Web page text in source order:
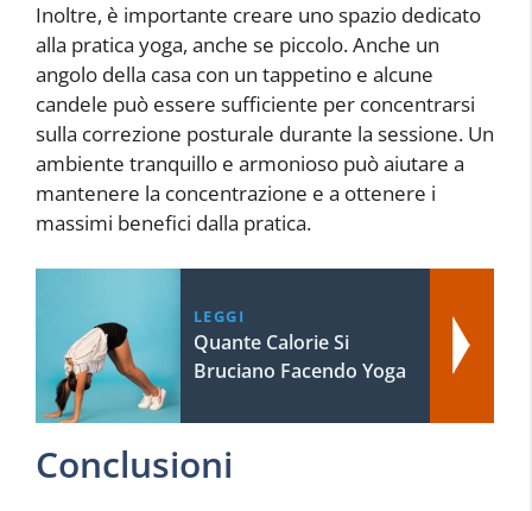
Inoltre, è importante creare uno spazio dedicato
alla pratica yoga, anche se piccolo. Anche un
angolo della casa con un tappetino e alcune
candele può essere sufficiente per concentrarsi
sulla correzione posturale durante la sessione. Un
ambiente tranquillo e armonioso può aiutare a
mantenere la concentrazione e a ottenere i
massimi benefici dalla pratica.
LEGGI
Quante Calorie Si
Bruciano Facendo Yoga
Conclusioni